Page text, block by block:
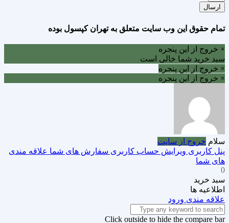
ارسال
تمام حقوق این وب سایت متعلق به تهران کپسول بوده
× خروج از این پنجره
سبد خرید شما خالی است
× خروج از این پنجره
× خروج از این پنجره
سلام خروج از سایت
پنل کاربری ویرایش حساب کاربری سفارش های شما علاقه مندی
های شما
0
سبد خرید
اطلاعیه ها
علاقه مندی ورود
Click outside to hide the compare bar